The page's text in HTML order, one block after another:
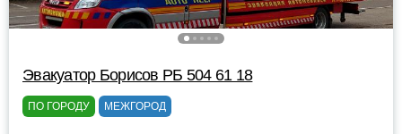
Эвакуатор Борисов РБ 504 61 18
ПО ГОРОДУ МЕЖГОРОД